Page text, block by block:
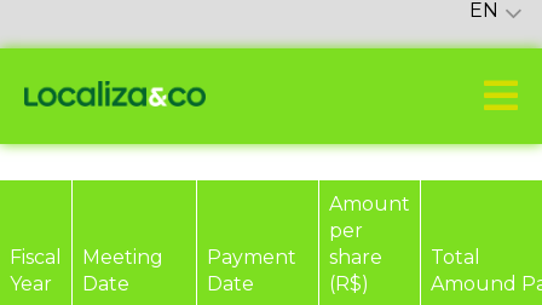
EN
Fiscal
Year
Meeting
Date
Payment
Date
Amount
per
share
(R$)
Total
Amound